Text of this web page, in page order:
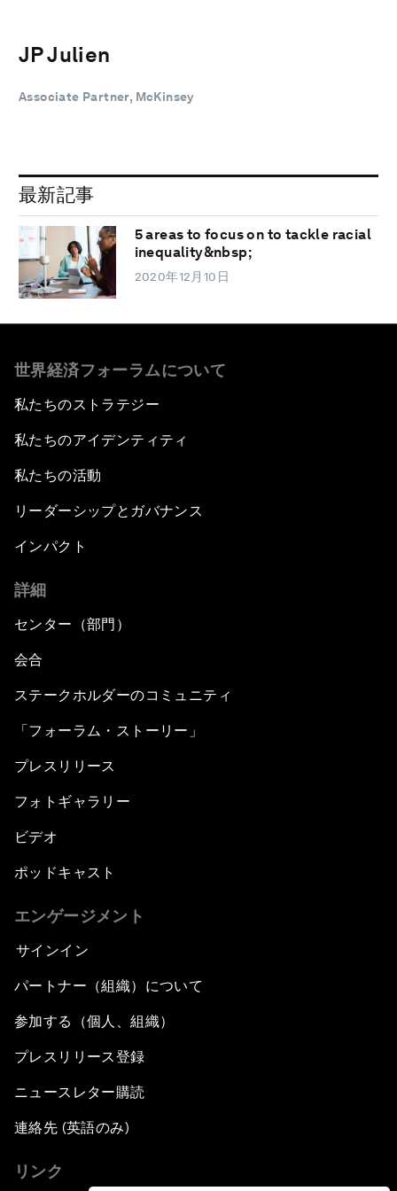
JP Julien
Associate Partner, McKinsey
最新記事
5 areas to focus on to tackle racial
inequality&nbsp;
2020年12月10日
世界経済フォーラムについて
私たちのストラテジー
私たちのアイデンティティ
私たちの活動
リーダーシップとガバナンス
インパクト
詳細
センター（部門）
会合
ステークホルダーのコミュニティ
「フォーラム・ストーリー」
プレスリリース
フォトギャラリー
ビデオ
ポッドキャスト
エンゲージメント
サインイン
パートナー（組織）について
参加する（個人、組織）
プレスリリース登録
ニュースレター購読
連絡先 (英語のみ)
リンク